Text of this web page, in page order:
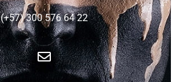
(+57) 300 576 64 22